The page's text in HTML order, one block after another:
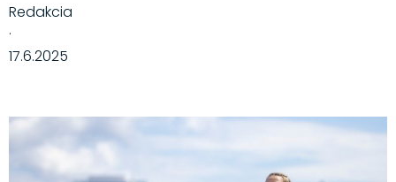
Redakcia
·
17.6.2025